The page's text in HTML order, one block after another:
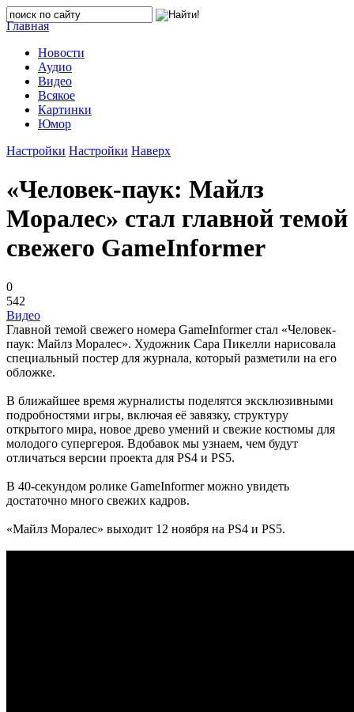
Главная
Новости
Аудио
Видео
Всякое
Картинки
Юмор
Настройки Настройки Наверх
«Человек-паук: Майлз
Моралес» стал главной темой
свежего GameInformer
0
542
Видео
Главной темой свежего номера GameInformer стал «Человек-
паук: Майлз Моралес». Художник Сара Пикелли нарисовала
специальный постер для журнала, который разметили на его
обложке.
В ближайшее время журналисты поделятся эксклюзивными
подробностями игры, включая её завязку, структуру
открытого мира, новое древо умений и свежие костюмы для
молодого супергероя. Вдобавок мы узнаем, чем будут
отличаться версии проекта для PS4 и PS5.
В 40-секундом ролике GameInformer можно увидеть
достаточно много свежих кадров.
«Майлз Моралес» выходит 12 ноября на PS4 и PS5.